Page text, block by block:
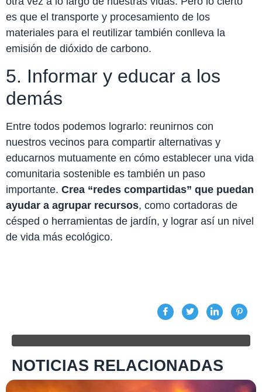
es que el transporte y procesamiento de los
materiales para el reutilizar también conlleva la
emisión de dióxido de carbono.
5. Informar y educar a los
demás
Entre todos podemos lograrlo: reunirnos con
nuestros vecinos para compartir alternativas y
educarnos mutuamente en cómo establecer una vida
comunitaria sostenible es también un paso
importante. Crea “redes compartidas” que puedan
ayudar a agrupar recursos, como cortadoras de
césped o herramientas de jardín, y lograr así un nivel
de vida más ecológico.
NOTICIAS RELACIONADAS